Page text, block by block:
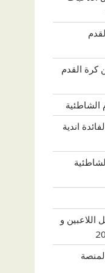
كرة القدم
لفائدة اندية
الشاطئية
اللاعبين و